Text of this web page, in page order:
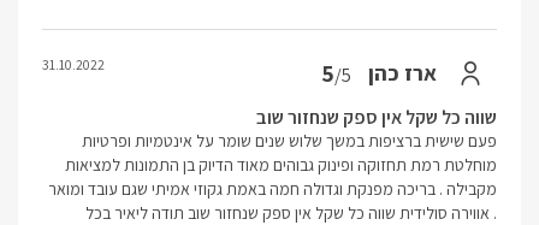
ארז כהן 5/5
31.10.2022
שווה כל שקל אין ספק שנחזור שוב
פעם שישית ברציפות במשך שלוש שנים שומר על אינטמיות ופרטיות
מוחלטת רמת תחזוקה ופינוק גבוהים מאוד הדיוק בן התמונות למציאות
מקבילה . בריכה מפנקת וגדולה חמה באמת גקוזי אמיתי שגם עובד ומואר
. אווירה סולידית שווה כל שקל אין ספק שנחזור שוב תודה ליאיר בכל